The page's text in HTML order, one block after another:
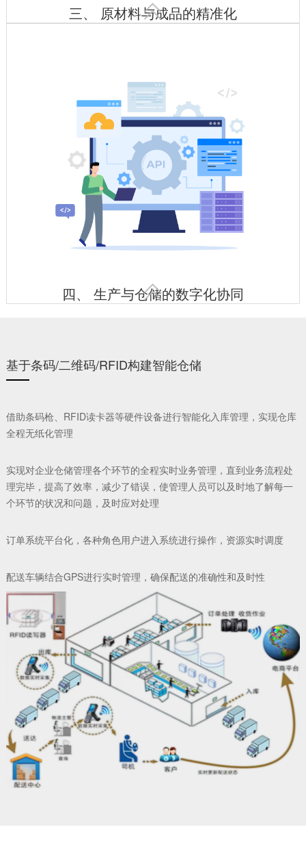
三、 原材料与成品的精准化

动态库存优化
四、 生产与仓储的数字化协同

CNC机床加装物联网盒子，缺料自动触发AGV送料
应急响应机制
紧急订单自动计算缺料情况，生成替代方案
基于条码/二维码/RFID构建智能仓储
借助条码枪、RFID读卡器等硬件设备进行智能化入库管理，实现仓库
全程无纸化管理
实现对企业仓储管理各个环节的全程实时业务管理，直到业务流程处
理完毕，提高了效率，减少了错误，使管理人员可以及时地了解每一
个环节的状况和问题，及时应对处理
订单系统平台化，各种角色用户进入系统进行操作，资源实时调度
配送车辆结合GPS进行实时管理，确保配送的准确性和及时性